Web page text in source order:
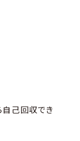
自己回収でき